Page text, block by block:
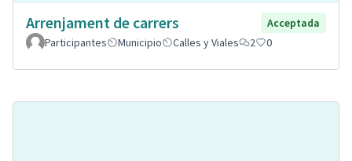
Arrenjament de carrers
Acceptada
Participantes
Municipio Calles y Viales 2 0